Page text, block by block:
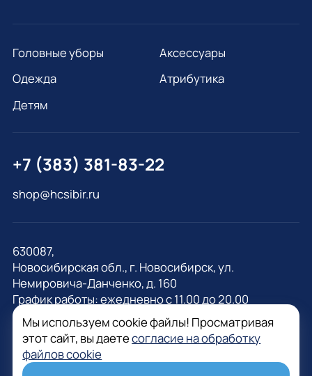
Головные уборы
Одежда
Детям
Аксессуары
Атрибутика
+7 (383) 381-83-22
shop@hcsibir.ru
630087,
Новосибирская обл., г. Новосибирск, ул.
Немировича-Данченко, д. 160
График работы: ежедневно с 11.00 до 20.00
Мы используем cookie файлы! Просматривая
этот сайт, вы даетесогласие на обработку
файлов cookie